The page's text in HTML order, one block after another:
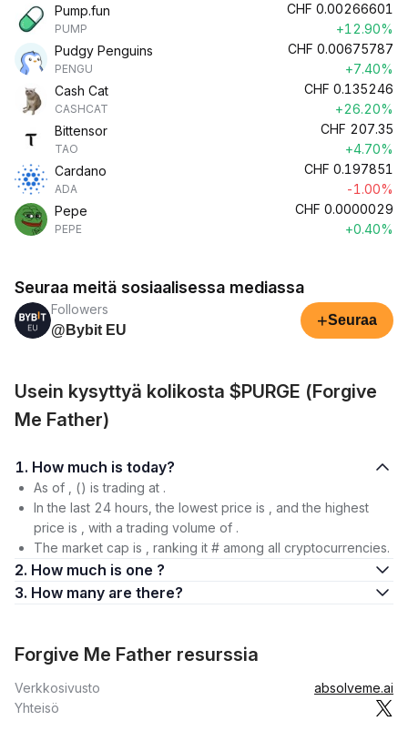
Pump.fun
PUMP
CHF 0.00266601
+12.90%
Pudgy Penguins
PENGU
CHF 0.00675787
+7.40%
Cash Cat
CASHCAT
CHF 0.135246
+26.20%
Bittensor
TAO
CHF 207.35
+4.70%
Cardano
ADA
CHF 0.197851
-1.00%
Pepe
PEPE
CHF 0.0000029
+0.40%
Seuraa meitä sosiaalisessa mediassa
Followers
@Bybit EU
+Seuraa
Usein kysyttyä kolikosta $PURGE (Forgive
Me Father)
1. How much is today?
As of , () is trading at .
In the last 24 hours, the lowest price is , and the highest
price is , with a trading volume of .
The market cap is , ranking it # among all cryptocurrencies.
2. How much is one ?
3. How many are there?
Forgive Me Father resurssia
Verkkosivusto
absolveme.ai
Yhteisö